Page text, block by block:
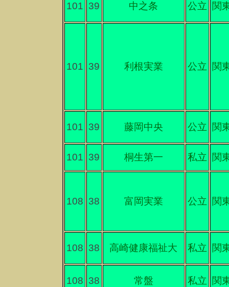
101 39 中之条 公立 関
101 39 利根実業 公立 関
101 39 藤岡中央 公立 関
101 39 桐生第一 私立 関
108 38 富岡実業 公立 関
108 38 高崎健康福祉大 私立 関
108 38 常盤 私立 関